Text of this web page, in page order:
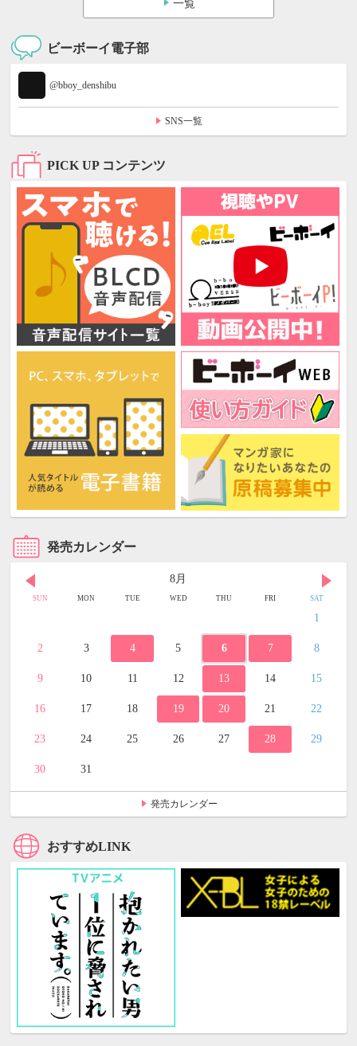
一覧
ビーボーイ電子部
@bboy_denshibu
SNS一覧
PICK UP コンテンツ
発売カレンダー
8月
SUN MON TUE WED THU FRI SAT
1
2 3 4 5 6 7 8
9 10 11 12 13 14 15
16 17 18 19 20 21 22
23 24 25 26 27 28 29
30 31
発売カレンダー
おすすめLINK